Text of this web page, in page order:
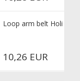
Loop arm belt Holi
10,26 EUR